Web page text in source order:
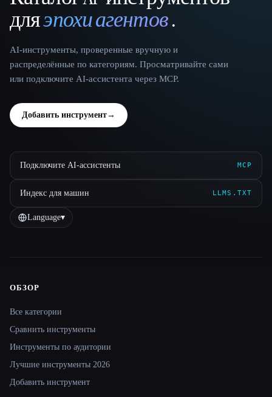
дляэпохи агентов.
AI-инструменты, проверенные вручную и
распределённые по категориям. Просматривайте сами
или подключите AI-ассистента через MCP.
Добавить инструмент→
Подключите AI-ассистенты MCP
Индекс для машин LLMS.TXT
Language▾
Site navigation
ОБЗОР
Все категории
Сравнить инструменты
Инструменты по аудитории
Лучшие инструменты 2026
Добавить инструмент